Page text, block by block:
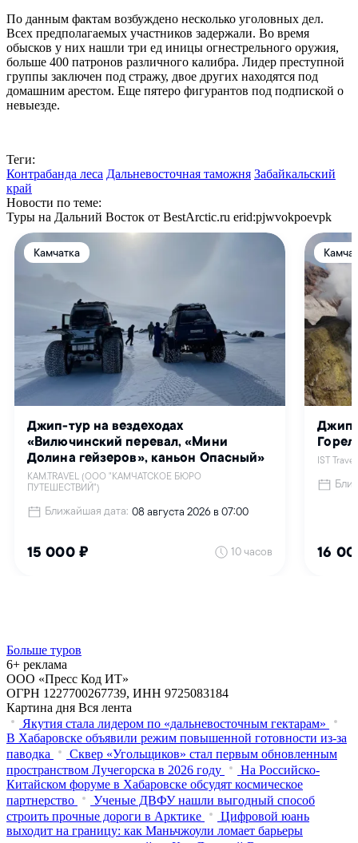
По данным фактам возбуждено несколько уголовных дел.
Всех предполагаемых участников задержали. Во время
обысков у них нашли три ед иницы огнестрельного оружия,
больше 400 патронов различного калибра. Лидер преступной
группы заключен под стражу, двое других находятся под
домашним арестом. Еще пятеро фигурантов под подпиской о
невыезде.
Теги:
Контрабанда леса Дальневосточная таможня Забайкальский
край
Новости по теме:
Туры на Дальний Восток от BestArctic.ru erid:pjwvokpoevpk
Больше туров
6+ реклама
ООО «Пресс Код ИТ»
ОГРН 1227700267739, ИНН 9725083184
Картина дня Вся лента
Якутия стала лидером по «дальневосточным гектарам»
В Хабаровске объявили режим повышенной готовности из‑за
паводка
Сквер «Угольщиков» стал первым обновленным
пространством Лучегорска в 2026 году
На Российско-
Китайском форуме в Хабаровске обсудят космическое
партнерство
Ученые ДВФУ нашли выгодный способ
строить прочные дороги в Арктике
Цифровой юань
выходит на границу: как Маньчжоули ломает барьеры